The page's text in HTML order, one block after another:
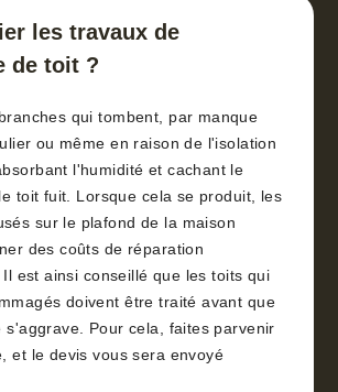
les travaux de
de toit ?
qui tombent, par manque
ou même en raison de l'isolation
l'humidité et cachant le
toit fuit. Lorsque cela se produit, les
sur le plafond de la maison
des coûts de réparation
est ainsi conseillé que les toits qui
doivent être traité avant que
s'aggrave. Pour cela, faites parvenir
et le devis vous sera envoyé